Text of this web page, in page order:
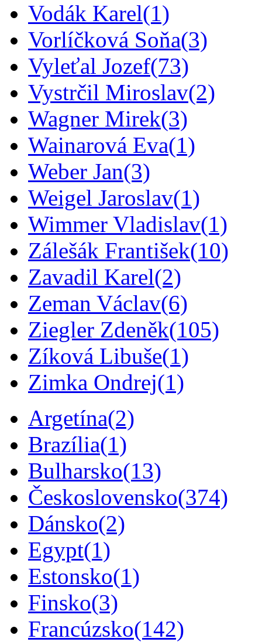
Vodák Karel(1)
Vorlíčková Soňa(3)
Vyleťal Jozef(73)
Vystrčil Miroslav(2)
Wagner Mirek(3)
Wainarová Eva(1)
Weber Jan(3)
Weigel Jaroslav(1)
Wimmer Vladislav(1)
Zálešák František(10)
Zavadil Karel(2)
Zeman Václav(6)
Ziegler Zdeněk(105)
Zíková Libuše(1)
Zimka Ondrej(1)
Argetína(2)
Brazília(1)
Bulharsko(13)
Československo(374)
Dánsko(2)
Egypt(1)
Estonsko(1)
Finsko(3)
Francúzsko(142)